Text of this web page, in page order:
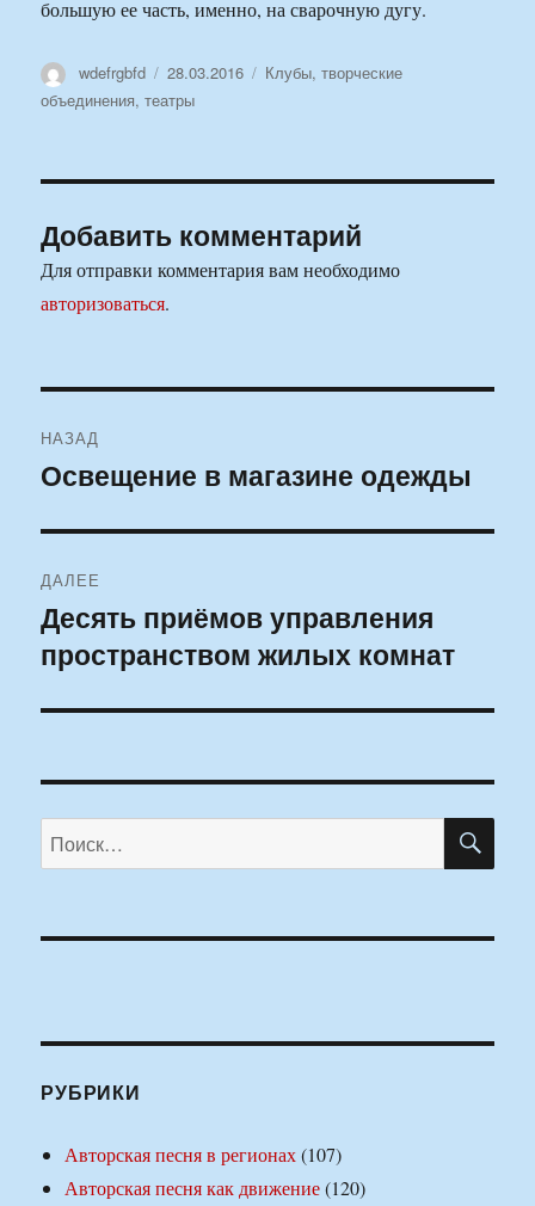
большую ее часть, именно, на сварочную дугу.
Автор
wdefrgbfd Опубликовано
28.03.2016 Рубрики
Клубы, творческие
объединения, театры
Добавить комментарий
Для отправки комментария вам необходимо
авторизоваться.
по
НАЗАД
Предыдущая
Освещение в магазине одежды
ДАЛЕЕ
Следующая
запись:
Десять приёмов управления
пространством жилых комнат
Искать:
РУБРИКИ
Авторская песня в регионах(107)
Авторская песня как движение(120)